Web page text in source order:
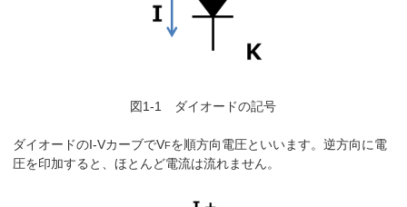
図1-1 ダイオードの記号
ダイオードのI-VカーブでVFを順方向電圧といいます。逆方向に電
圧を印加すると、ほとんど電流は流れません。